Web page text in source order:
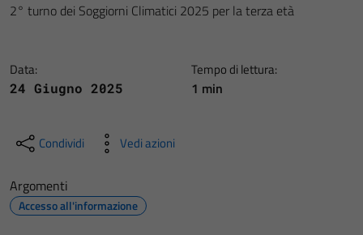
2° turno dei Soggiorni Climatici 2025 per la terza età
Data:
24 Giugno 2025
Tempo di lettura:
1 min
Condividi Vedi azioni
Argomenti
Accesso all'informazione